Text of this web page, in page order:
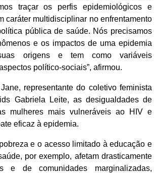
traçar os perfis epidemiológicos e
caráter multidisciplinar no enfrentamento
pública de saúde. Nós precisamos
e os impactos de uma epidemia
origens e tem como variáveis
político-sociais”, afirmou.
representante do coletivo feminista
Gabriela Leite, as desigualdades de
mulheres mais vulneráveis ao HIV e
eficaz à epidemia.
e o acesso limitado à educação e
por exemplo, afetam drasticamente
e de comunidades marginalizadas,